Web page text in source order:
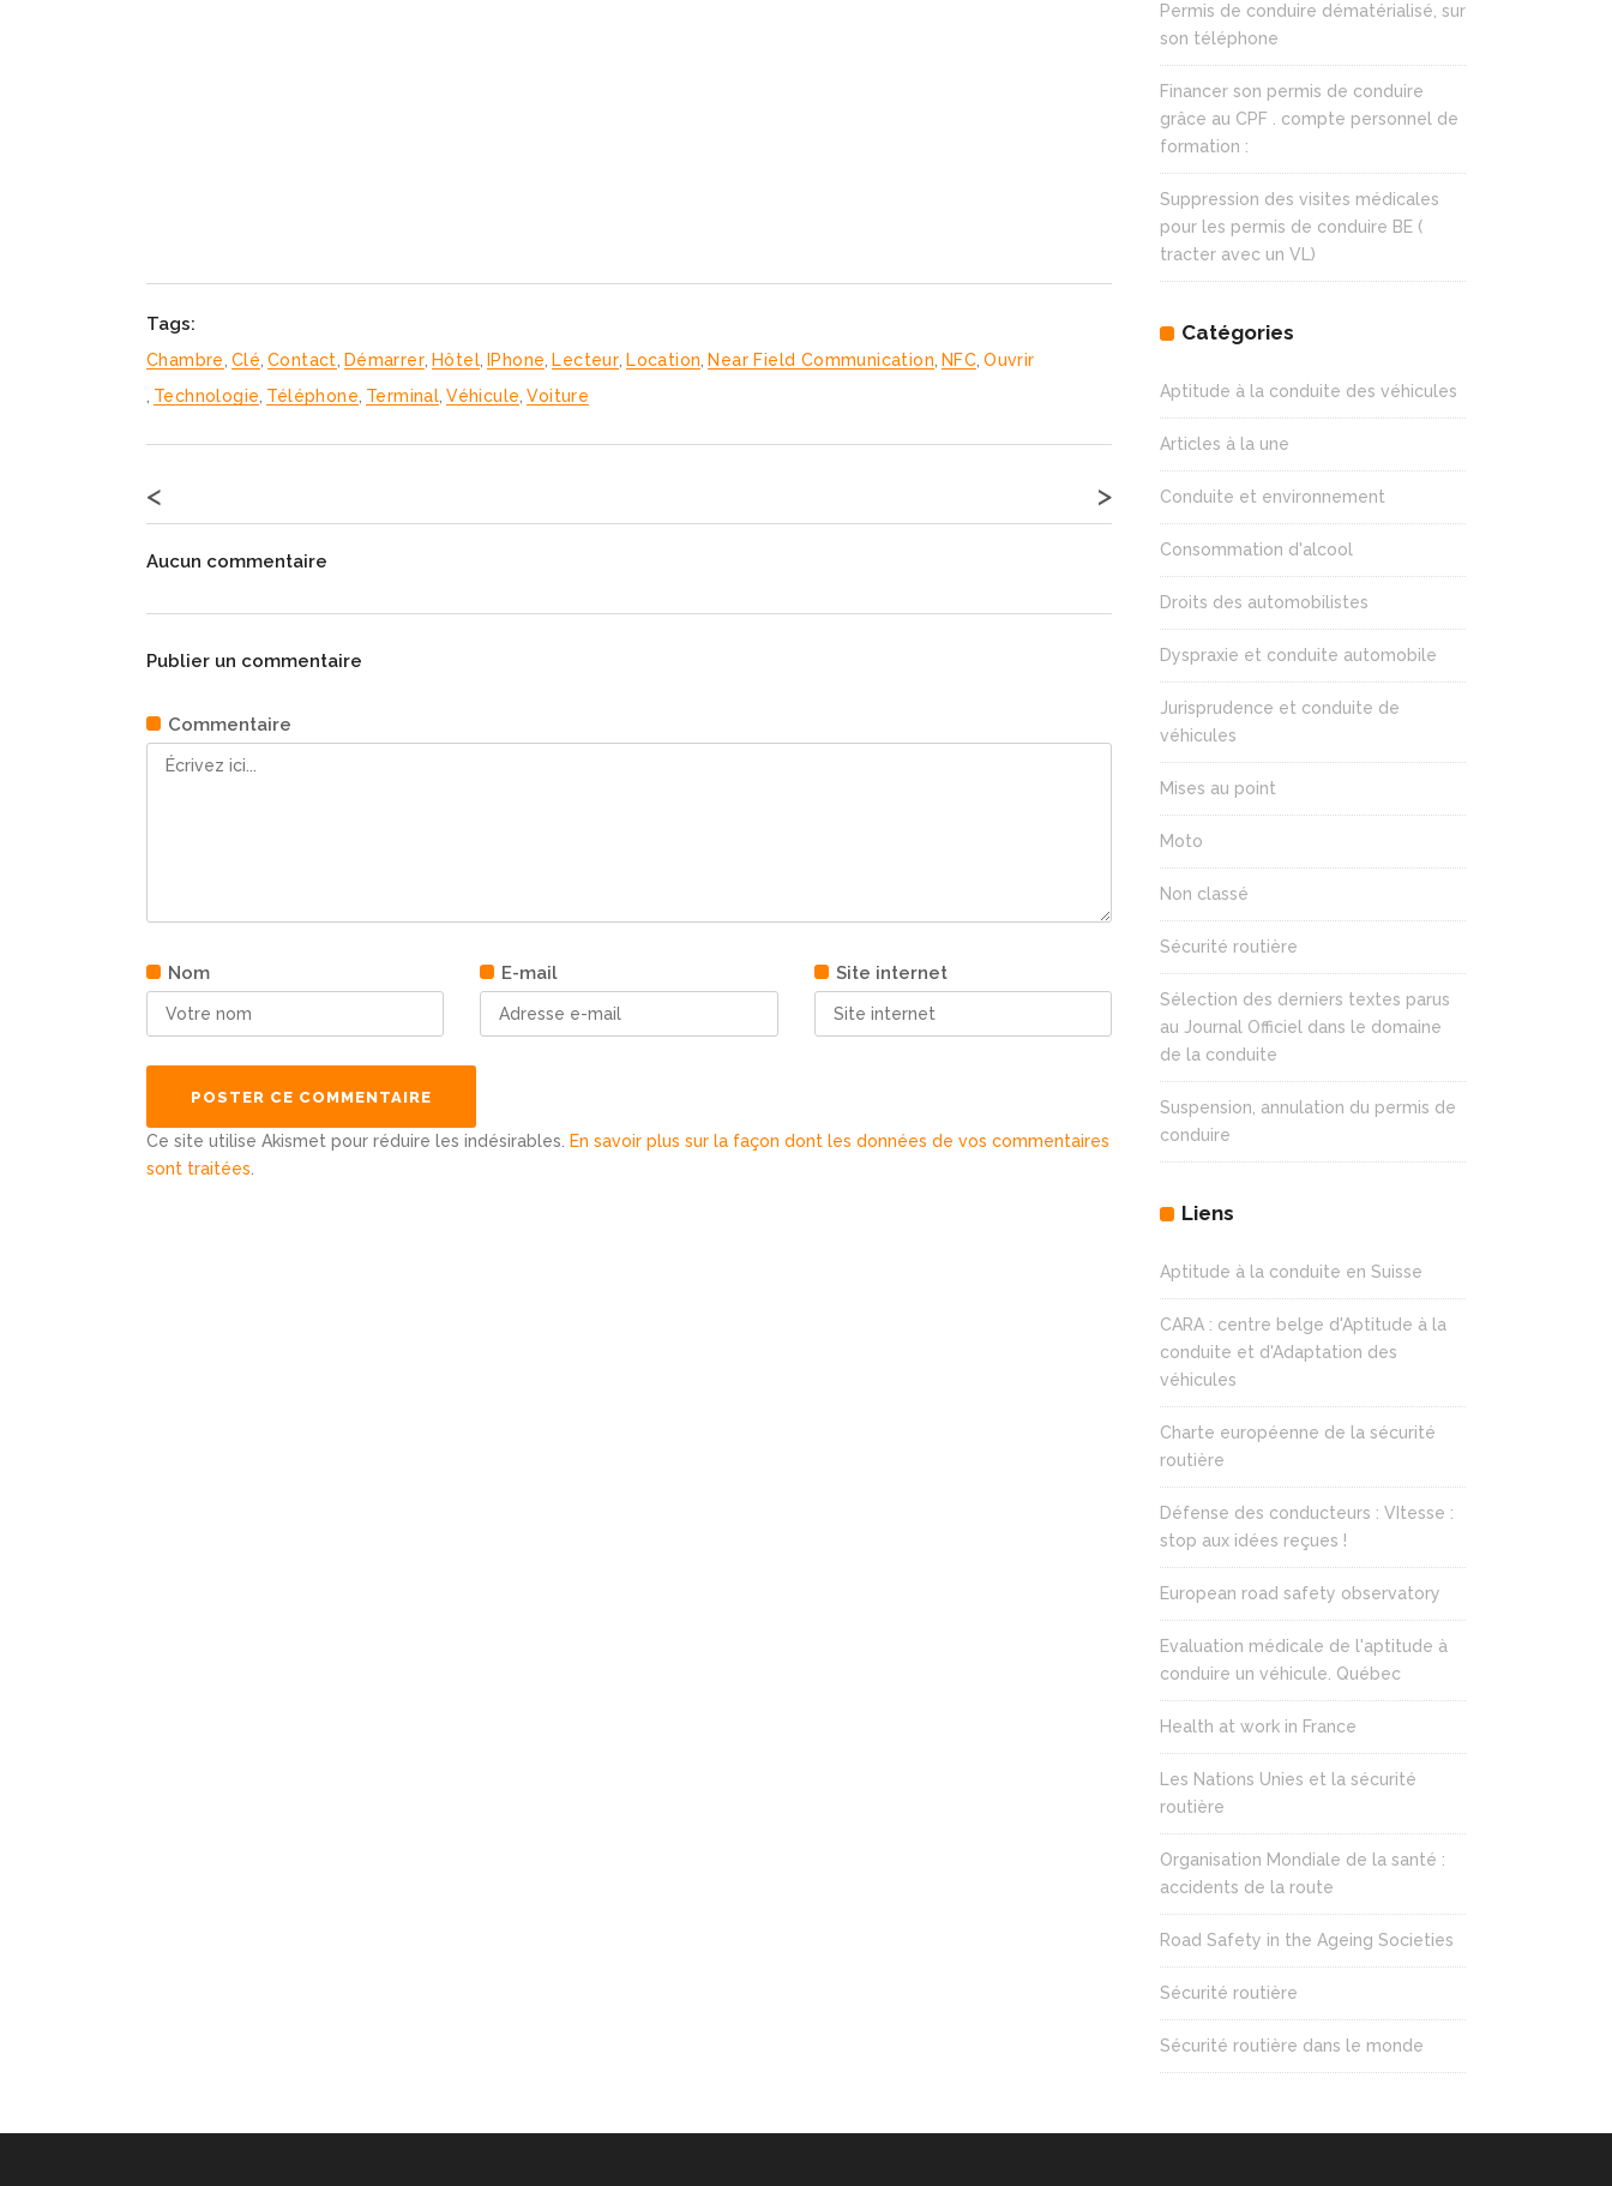
Tags:
Chambre Clé Contact Démarrer Hôtel IPhone Lecteur Location Near Field Communication NFC Ouvrir
Technologie Téléphone Terminal Véhicule Voiture
< >
Aucun commentaire
Publier un commentaire
Commentaire
Nom E-mail Site internet
Ce site utilise Akismet pour réduire les indésirables.
En savoir plus sur la façon dont les données de vos commentaires
sont traitées
Permis de conduire dématérialisé, sur
son téléphone
Financer son permis de conduire
grâce au CPF . compte personnel de
formation :
Suppression des visites médicales
pour les permis de conduire BE (
tracter avec un VL)
Catégories
Aptitude à la conduite des véhicules
Articles à la une
Conduite et environnement
Consommation d'alcool
Droits des automobilistes
Dyspraxie et conduite automobile
Jurisprudence et conduite de
véhicules
Mises au point
Moto
Non classé
Sécurité routière
Sélection des derniers textes parus
au Journal Officiel dans le domaine
de la conduite
Suspension, annulation du permis de
conduire
Liens
Aptitude à la conduite en Suisse
CARA : centre belge d'Aptitude à la
conduite et d'Adaptation des
véhicules
Charte européenne de la sécurité
routière
Défense des conducteurs : VItesse :
stop aux idées reçues !
European road safety observatory
Evaluation médicale de l'aptitude à
conduire un véhicule. Québec
Health at work in France
Les Nations Unies et la sécurité
routière
Organisation Mondiale de la santé :
accidents de la route
Road Safety in the Ageing Societies
Sécurité routière
Sécurité routière dans le monde